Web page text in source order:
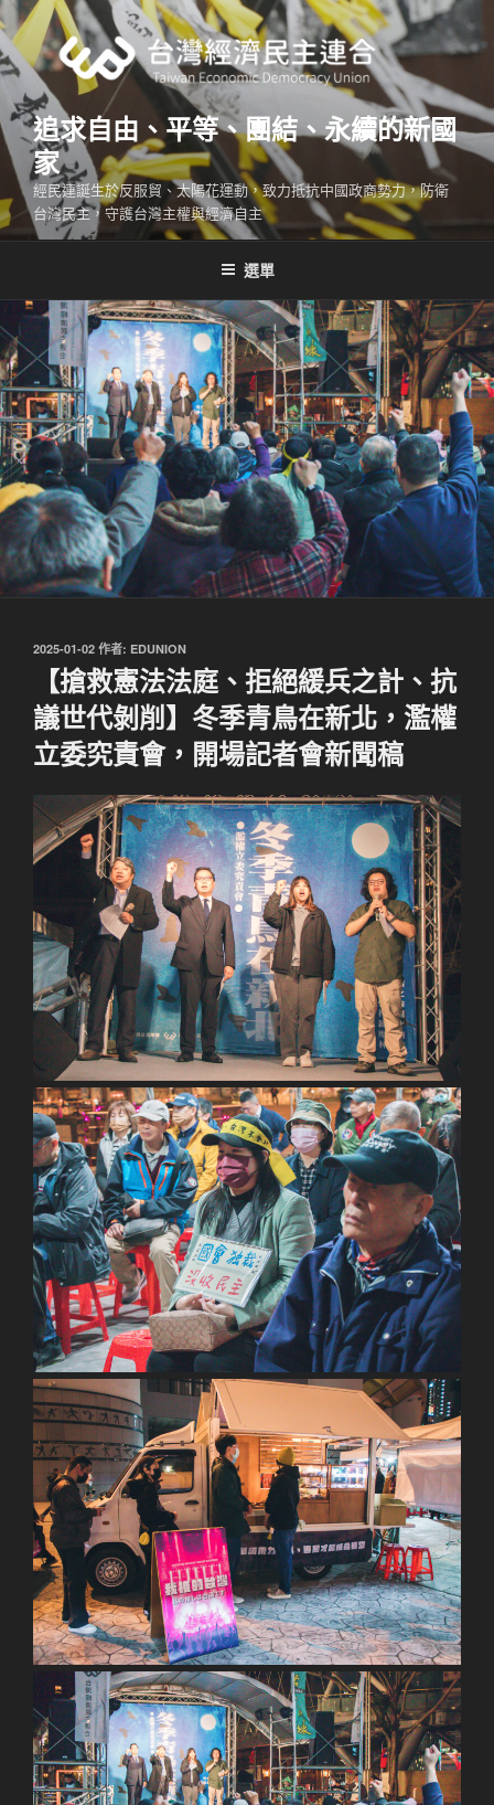
跳
至
主
內
容
追求自由、平等、團結、永續的新國
家
經民連誕生於反服貿、太陽花運動，致力抵抗中國政商勢力，防衛
台灣民主，守護台灣主權與經濟自主
選單
發
2025-01-02 作者: EDUNION
【搶救憲法法庭、拒絕緩兵之計、抗
議世代剝削】冬季青鳥在新北，濫權
立委究責會，開場記者會新聞稿